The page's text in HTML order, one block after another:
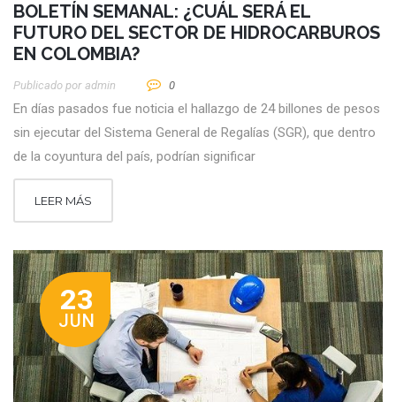
BOLETÍN SEMANAL: ¿CUÁL SERÁ EL
FUTURO DEL SECTOR DE HIDROCARBUROS
EN COLOMBIA?
Publicado por Admin 0
En días pasados fue noticia el hallazgo de 24 billones de pesos
sin ejecutar del Sistema General de Regalías (SGR), que dentro
de la coyuntura del país, podrían significar
LEER MÁS
23
JUN